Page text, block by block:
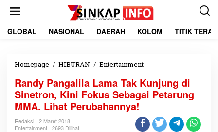
GLOBAL NASIONAL DAERAH KOLOM TITIK
Homepage / HIBURAN / Entertainment
n
d
y
a
n
Randy Pangalila Lama Tak Kunjung di
Sinetron, Kini Fokus Sebagai Petarung
MMA. Lihat Perubahannya!
Redaksi
2 Maret 2018
Entertainment
2693 Dilihat